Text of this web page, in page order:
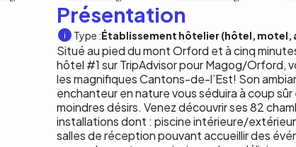
Présentation
Type :Établissement hôtelier (hôtel, motel,
Situé au pied du mont Orford et à cinq
hôtel #1 sur TripAdvisor pour Magog/Orford,
les magnifiques Cantons-de-l’Est! Son
enchanteur en nature vous séduira à coup
moindres désirs. Venez découvrir ses 82
installations dont : piscine intérieure/
salles de réception pouvant accueillir des